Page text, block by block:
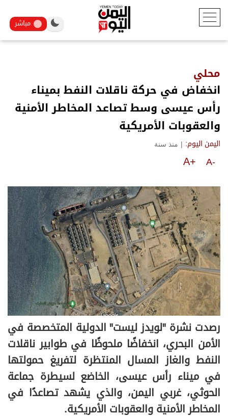
مباشر
محلي
انخفاض في حركة ناقلات النفط بميناء
رأس عيسى وسط تصاعد المخاطر الأمنية
والعقوبات الأمريكية
اليمن اليوم: | منذ سنة
A-
A+
رصدت نشرة "لويدز ليست" الدولية المتخصصة في
الأمن البحري، انخفاضًا ملحوظًا في طوابير ناقلات
النفط والغاز المسال المنتظرة لتفريغ حمولتها
في ميناء رأس عيسى، الخاضع لسيطرة جماعة
الحوثي، غربي اليمن، والذي يشهد تصاعدًا في
المخاطر الأمنية والعقوبات الأمريكية.